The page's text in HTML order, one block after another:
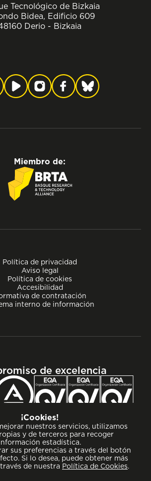
Tecnológico de Bizkaia
Bidea, Edificio 609
Derio - Bizkaia
Política de privacidad
Aviso legal
Política de cookies
Accesibilidad
de contratación
interno de información
Miembro de:
de excelencia
¡Cookies!
nuestros servicios, utilizamos
y de terceros para recoger
estadística.
sus preferencias a través del botón
Si lo desea, puede obtener más
de nuestra Política de Cookies.